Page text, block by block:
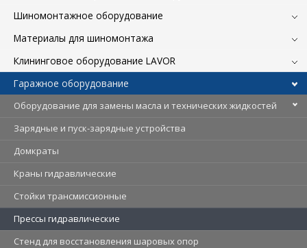
Шиномонтажное оборудование
Материалы для шиномонтажа
Клининговое оборудование LAVOR
Гаражное оборудование
Оборудование для замены масла и технических жидкостей
Зарядные и пуск-зарядные устройства
Домкраты
Краны гидравлические
Стойки трансмиссионные
Прессы гидравлические
Стенд для восстановления шаровых опор